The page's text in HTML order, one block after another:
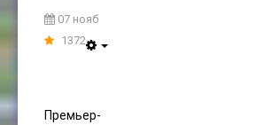
07 нояб
1372
Премьер-